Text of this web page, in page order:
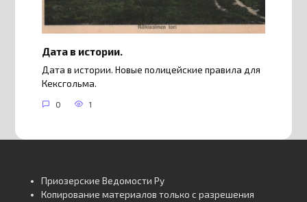
Дата в истории.
Дата в истории. Новые полицейские правила для
Кексгольма.
0 1
Приозерские Ведомости Ру
Копирование материалов только с разрешения